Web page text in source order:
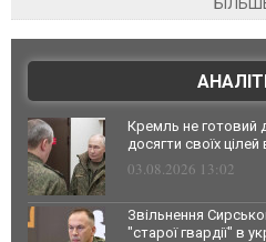
Кремль не готовий
досягти своїх
03.08.2026 13:02
Звільнення
"старої гвардії" в